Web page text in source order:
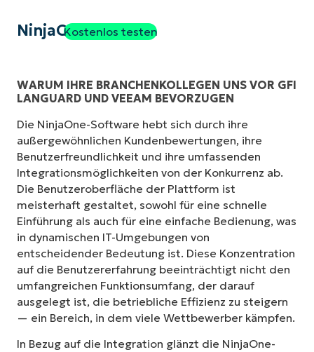
NinjaOneKostenlos testen
WARUM IHRE BRANCHENKOLLEGEN UNS VOR GFI
LANGUARD UND VEEAM BEVORZUGEN
Die NinjaOne-Software hebt sich durch ihre
außergewöhnlichen Kundenbewertungen, ihre
Benutzerfreundlichkeit und ihre umfassenden
Integrationsmöglichkeiten von der Konkurrenz ab.
Die Benutzeroberfläche der Plattform ist
meisterhaft gestaltet, sowohl für eine schnelle
Einführung als auch für eine einfache Bedienung, was
in dynamischen IT-Umgebungen von
entscheidender Bedeutung ist. Diese Konzentration
auf die Benutzererfahrung beeinträchtigt nicht den
umfangreichen Funktionsumfang, der darauf
ausgelegt ist, die betriebliche Effizienz zu steigern
— ein Bereich, in dem viele Wettbewerber kämpfen.
In Bezug auf die Integration glänzt die NinjaOne-